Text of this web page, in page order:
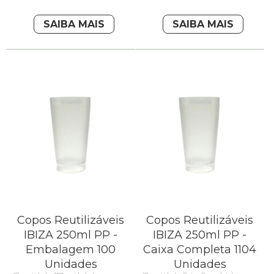
SAIBA MAIS SAIBA MAIS
Copos Reutilizáveis
IBIZA 250ml PP -
Embalagem 100
Unidades
Copos Reutilizáveis
IBIZA 250ml PP -
Caixa Completa 1104
Unidades